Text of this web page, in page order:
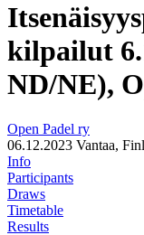
kilpailut
ND/NE),
Open Padel ry
06.12.2023 Vantaa,
Info
Participants
Draws
Timetable
Results